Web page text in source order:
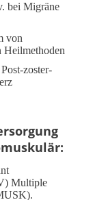
bei Migräne
von
Heilmethoden
zoster-
Multiple